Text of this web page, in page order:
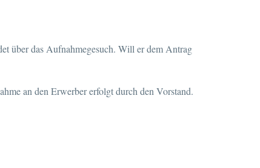
über das Aufnahmegesuch. Will er dem Antrag
an den Erwerber erfolgt durch den Vorstand.